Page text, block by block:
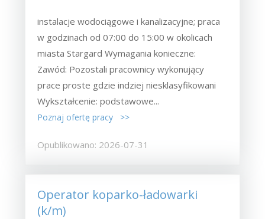
instalacje wodociągowe i kanalizacyjne; praca
w godzinach od 07:00 do 15:00 w okolicach
miasta Stargard Wymagania konieczne:
Zawód: Pozostali pracownicy wykonujący
prace proste gdzie indziej niesklasyfikowani
Wykształcenie: podstawowe...
Poznaj ofertę pracy >>
Opublikowano: 2026-07-31
Operator koparko-ładowarki
(k/m)